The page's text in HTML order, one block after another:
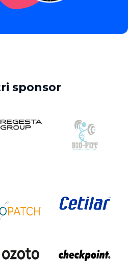
sponsor